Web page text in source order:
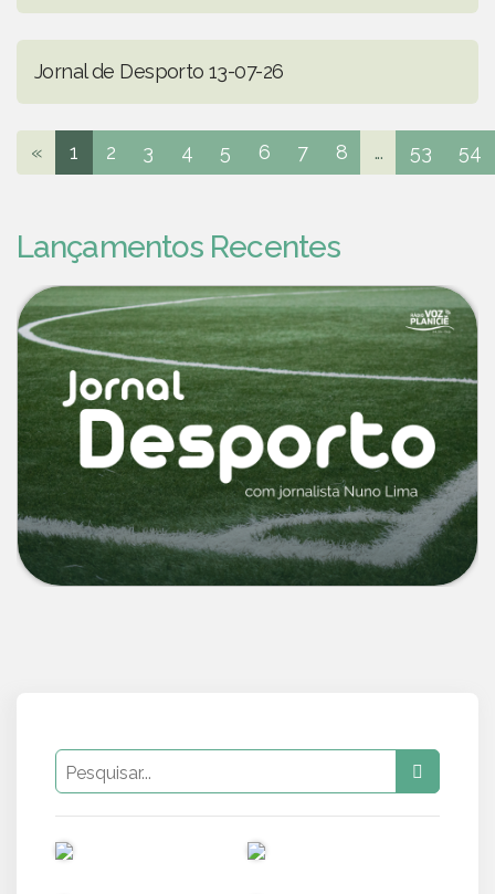
Jornal de Desporto 13-07-26
« 1 2 3 4 5 6 7 8 ... 53 54
Lançamentos Recentes